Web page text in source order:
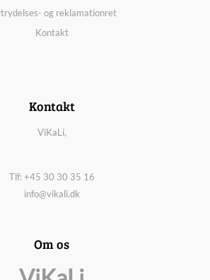
og reklamationret
Kontakt
Kontakt
ViKaLi,
Tlf: +45 30 30 35 16
info@vikali.dk
Om os